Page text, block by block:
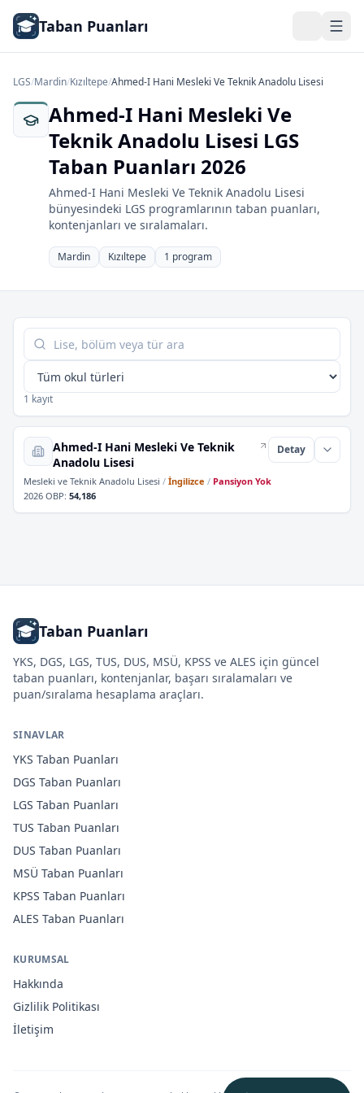
Taban Puanları
LGS/Mardin/Kızıltepe/Ahmed-I Hani Mesleki Ve Teknik Anadolu Lisesi
Ahmed-I Hani Mesleki Ve
Teknik Anadolu Lisesi LGS
Taban Puanları 2026
Ahmed-I Hani Mesleki Ve Teknik Anadolu Lisesi
bünyesindeki LGS programlarının taban puanları,
kontenjanları ve sıralamaları.
Mardin Kızıltepe 1 program
Tabloda ara
1 kayıt
Ahmed-I Hani Mesleki Ve Teknik
Anadolu Lisesi
Detay
Mesleki ve Teknik Anadolu Lisesi / İngilizce / Pansiyon Yok
2026 OBP: 54,186
Taban Puanları
YKS, DGS, LGS, TUS, DUS, MSÜ, KPSS ve ALES için güncel
taban puanları, kontenjanlar, başarı sıralamaları ve
puan/sıralama hesaplama araçları.
SINAVLAR
YKS Taban Puanları
DGS Taban Puanları
LGS Taban Puanları
TUS Taban Puanları
DUS Taban Puanları
MSÜ Taban Puanları
KPSS Taban Puanları
ALES Taban Puanları
KURUMSAL
Hakkında
Gizlilik Politikası
İletişim